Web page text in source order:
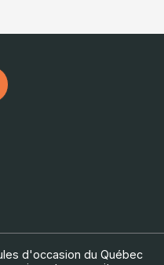
d'occasion du Québec